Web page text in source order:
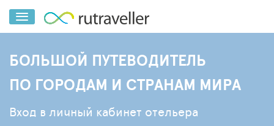
БОЛЬШОЙ ПУТЕВОДИТЕЛЬ
ПО ГОРОДАМ И СТРАНАМ МИРА
Вход в личный кабинет отельера